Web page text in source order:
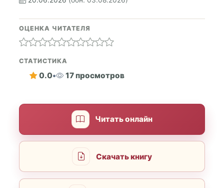
ОЦЕНКА ЧИТАТЕЛЯ
СТАТИСТИКА
0.0• 17 просмотров
Читать онлайн
Скачать книгу